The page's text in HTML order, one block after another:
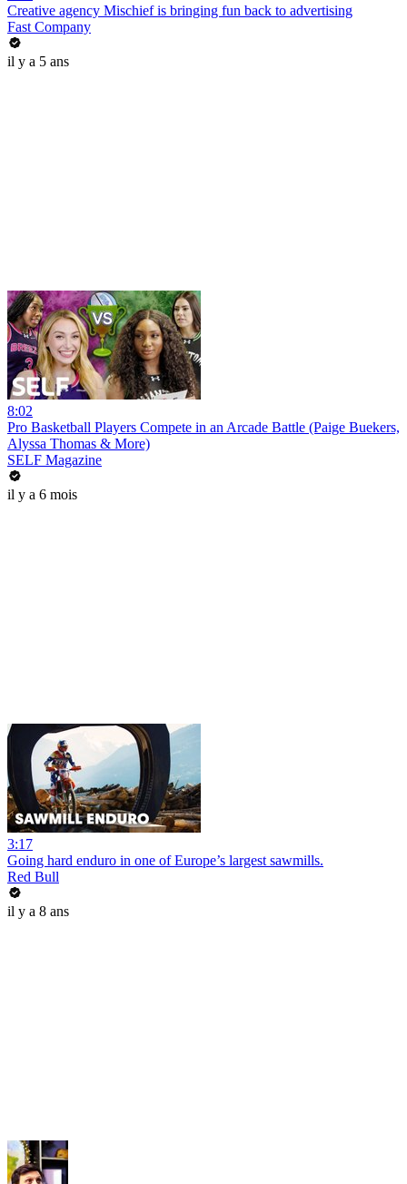
Creative agency Mischief is bringing fun back to advertising
Fast Company
il y a 5 ans
8:02
Pro Basketball Players Compete in an Arcade Battle (Paige Buekers,
Alyssa Thomas & More)
SELF Magazine
il y a 6 mois
3:17
Going hard enduro in one of Europe’s largest sawmills.
Red Bull
il y a 8 ans